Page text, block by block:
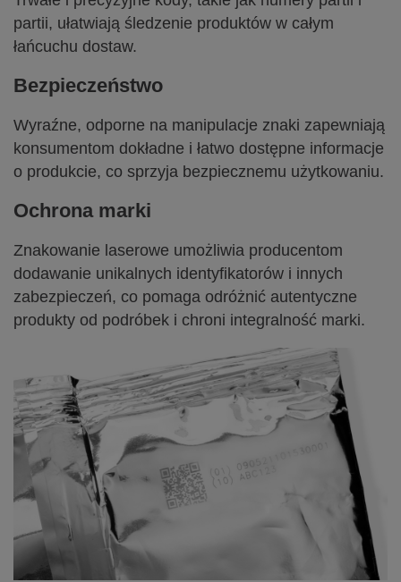
partii, ułatwiają śledzenie produktów w całym
łańcuchu dostaw.
Bezpieczeństwo
Wyraźne, odporne na manipulacje znaki zapewniają
konsumentom dokładne i łatwo dostępne informacje
o produkcie, co sprzyja bezpiecznemu użytkowaniu.
Ochrona marki
Znakowanie laserowe umożliwia producentom
dodawanie unikalnych identyfikatorów i innych
zabezpieczeń, co pomaga odróżnić autentyczne
produkty od podróbek i chroni integralność marki.